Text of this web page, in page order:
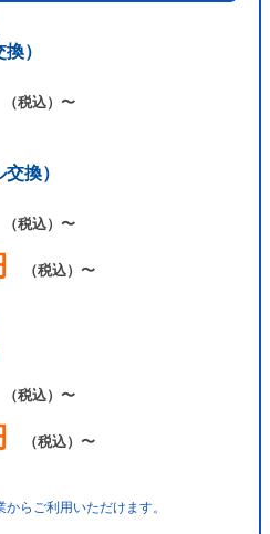
）
（税込）〜
換）
（税込）〜
（税込）〜
（税込）〜
（税込）〜
らご利用いただけます。